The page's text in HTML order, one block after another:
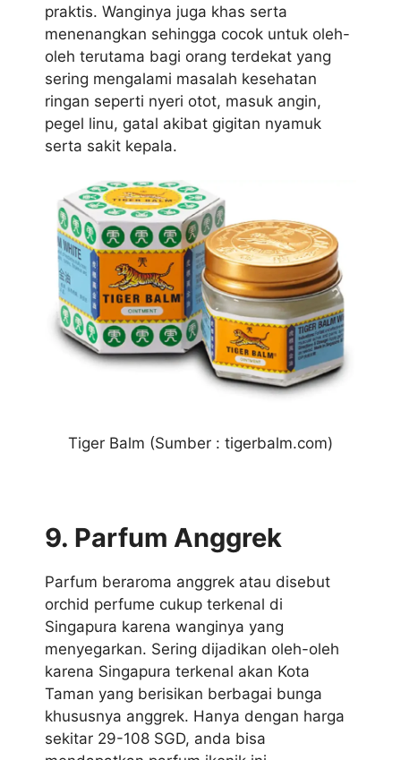
praktis. Wanginya juga khas serta
menenangkan sehingga cocok untuk oleh-
oleh terutama bagi orang terdekat yang
sering mengalami masalah kesehatan
ringan seperti nyeri otot, masuk angin,
pegel linu, gatal akibat gigitan nyamuk
serta sakit kepala.
Tiger Balm (Sumber : tigerbalm.com)
9. Parfum Anggrek
Parfum beraroma anggrek atau disebut
orchid perfume cukup terkenal di
Singapura karena wanginya yang
menyegarkan. Sering dijadikan oleh-oleh
karena Singapura terkenal akan Kota
Taman yang berisikan berbagai bunga
khususnya anggrek. Hanya dengan harga
sekitar 29-108 SGD, anda bisa